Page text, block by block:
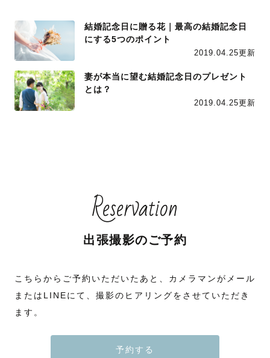
結婚記念日に贈る花｜最高の結婚記念日
にする5つのポイント
2019.04.25更新
妻が本当に望む結婚記念日のプレゼント
とは？
2019.04.25更新
Reservation
出張撮影のご予約
こちらからご予約いただいたあと、カメラマンがメール
またはLINEにて、撮影のヒアリングをさせていただき
ます。
予約する